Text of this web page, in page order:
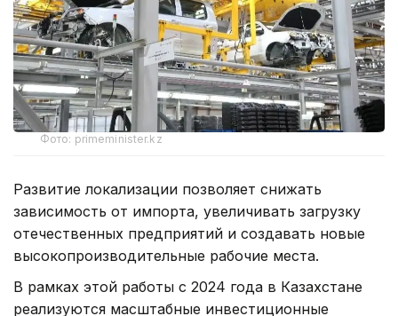
Фото: primeminister.kz
Развитие локализации позволяет снижать
зависимость от импорта, увеличивать загрузку
отечественных предприятий и создавать новые
высокопроизводительные рабочие места.
В рамках этой работы с 2024 года в Казахстане
реализуются масштабные инвестиционные